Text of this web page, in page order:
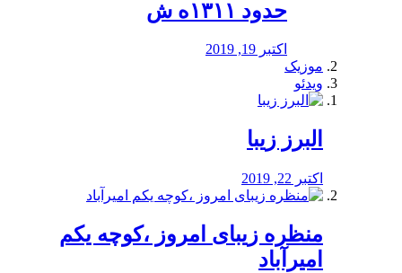
حدود ۱۳۱۱ه ش
اکتبر 19, 2019
موزیک
ویدئو
البرز زیبا
اکتبر 22, 2019
منظره‌‌ زیبای امروز ،کوچه یکم
امیرآباد